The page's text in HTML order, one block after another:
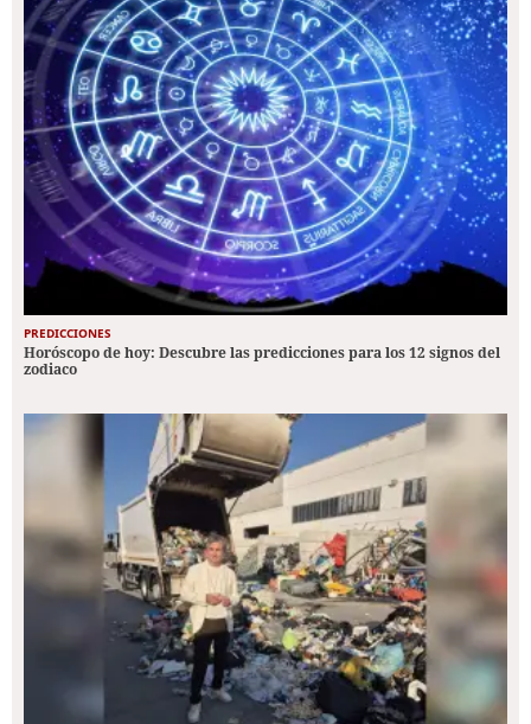
PREDICCIONES
Horóscopo de hoy: Descubre las predicciones para los 12 signos del
zodiaco